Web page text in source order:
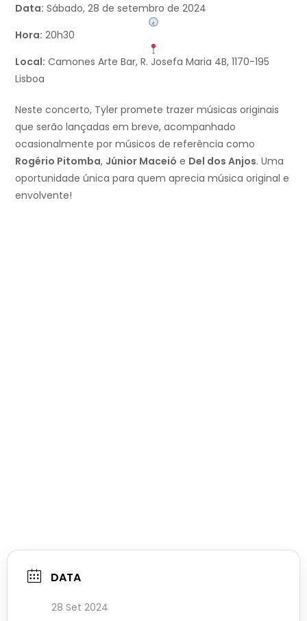
Data: Sábado, 28 de setembro de 2024
Hora: 20h30
Local: Camones Arte Bar, R. Josefa Maria 4B, 1170-195
Lisboa
Neste concerto, Tyler promete trazer músicas originais
que serão lançadas em breve, acompanhado
ocasionalmente por músicos de referência como
Rogério Pitomba, Júnior Maceió e Del dos Anjos. Uma
oportunidade única para quem aprecia música original e
envolvente!
DATA
28 Set 2024